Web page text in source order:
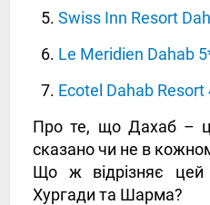
Swiss Inn Resort
Le Meridien Dahab
Ecotel Dahab Resort
Про те, що Дахаб –
сказано чи не в
Що ж відрізняє цей
Хургади та Шарма?